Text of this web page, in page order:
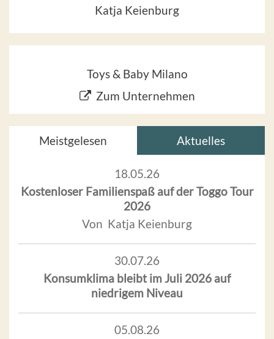
Katja Keienburg
Toys & Baby Milano
Zum Unternehmen
Meistgelesen Aktuelles
18.05.26
Kostenloser Familienspaß auf der Toggo Tour
2026
Von Katja Keienburg
30.07.26
Konsumklima bleibt im Juli 2026 auf
niedrigem Niveau
05.08.26